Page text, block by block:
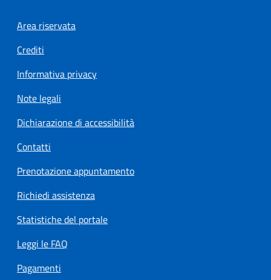
Footer menu
Area riservata
Crediti
Informativa privacy
Note legali
Dichiarazione di accessibilità
Contatti
Prenotazione appuntamento
Richiedi assistenza
Statistiche del portale
Leggi le FAQ
Pagamenti